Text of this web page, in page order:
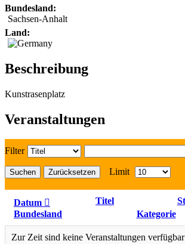
Bundesland:
Sachsen-Anhalt
Land:
Beschreibung
Kunstrasenplatz
Veranstaltungen
Filter
Suchen Zurücksetzen Limit
Datum Titel
Bundesland
Kategorie
Zur Zeit sind keine Veranstaltungen verfügbar